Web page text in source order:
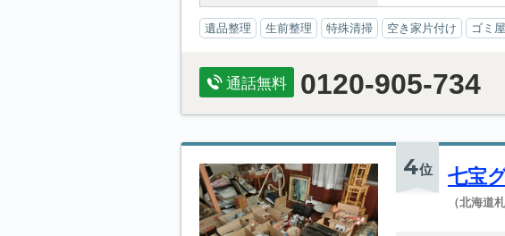
遺品整理 生前整理 特殊清掃 空き家片付け ゴミ
通話無料 0120-905-734
4位 七宝
（北海道